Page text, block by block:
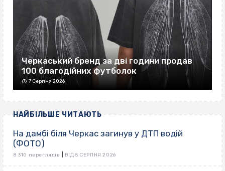
Черкаський бренд за дві години продав
100 благодійних футболок
7 Серпня 2026
НАЙБІЛЬШЕ ЧИТАЮТЬ
На дамбі біля Черкас загинув у ДТП водій
(ФОТО)
8 310 переглядів ВІД 5 СЕРПНЯ 2026